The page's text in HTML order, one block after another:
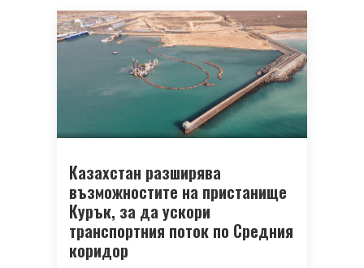
Казахстан разширява
възможностите на пристанище
Курък, за да ускори
транспортния поток по Средния
коридор